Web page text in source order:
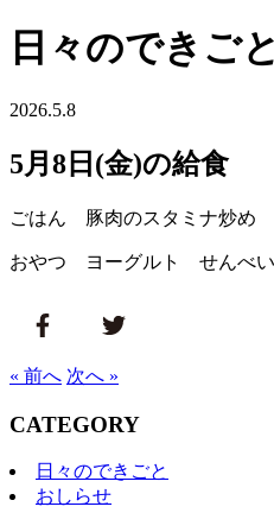
日々のできごと
2026.5.8
5月8日(金)の給食
ごはん 豚肉のスタミナ炒め
おやつ ヨーグルト せんべい
« 前へ 次へ »
CATEGORY
日々のできごと
おしらせ